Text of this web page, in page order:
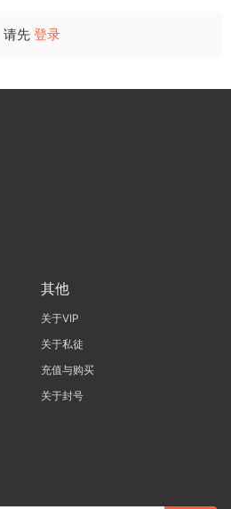
请先 登录
其他
关于VIP
关于私徒
充值与购买
关于封号